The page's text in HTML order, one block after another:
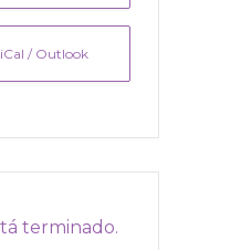
/ Outlook
terminado.